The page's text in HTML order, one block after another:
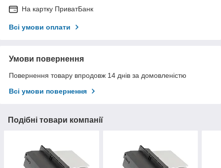
На картку ПриватБанк
Всі умови оплати
Умови повернення
Повернення товару впродовж 14 днів за домовленістю
Всі умови повернення
Подібні товари компанії